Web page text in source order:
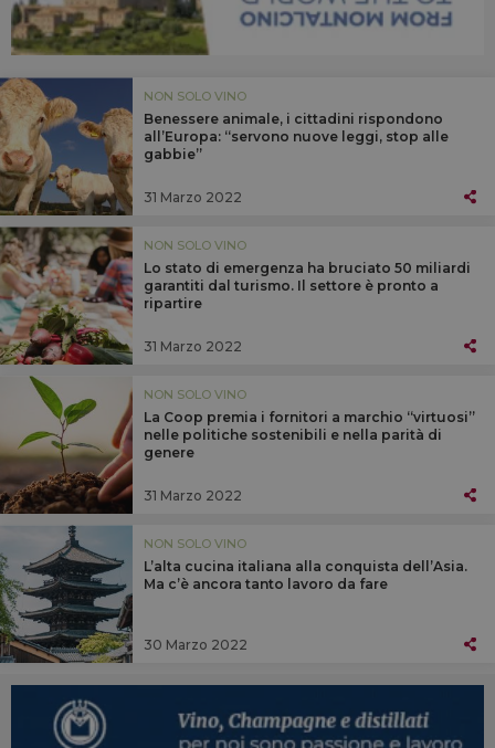
NON SOLO VINO
Benessere animale, i cittadini rispondono
all’Europa: “servono nuove leggi, stop alle
gabbie”
31 Marzo 2022
NON SOLO VINO
Lo stato di emergenza ha bruciato 50 miliardi
garantiti dal turismo. Il settore è pronto a
ripartire
31 Marzo 2022
NON SOLO VINO
La Coop premia i fornitori a marchio “virtuosi”
nelle politiche sostenibili e nella parità di
genere
31 Marzo 2022
NON SOLO VINO
L’alta cucina italiana alla conquista dell’Asia.
Ma c’è ancora tanto lavoro da fare
30 Marzo 2022